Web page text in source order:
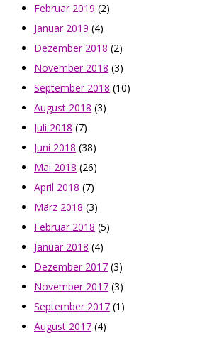
Februar 2019 (2)
Januar 2019 (4)
Dezember 2018 (2)
November 2018 (3)
September 2018 (10)
August 2018 (3)
Juli 2018 (7)
Juni 2018 (38)
Mai 2018 (26)
April 2018 (7)
März 2018 (3)
Februar 2018 (5)
Januar 2018 (4)
Dezember 2017 (3)
November 2017 (3)
September 2017 (1)
August 2017 (4)